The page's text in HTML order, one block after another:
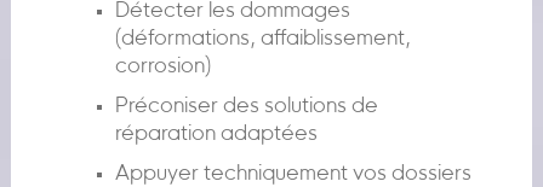
Détecter les dommages
(déformations, affaiblissement,
corrosion)
Préconiser des solutions de
réparation adaptées
Appuyer techniquement vos dossiers